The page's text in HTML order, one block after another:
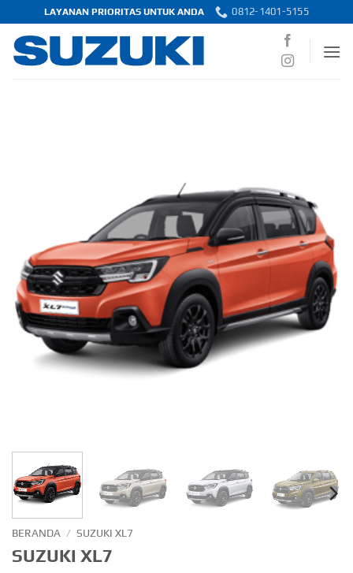
to
content
LAYANAN PRIORITAS UNTUK ANDA 0812-1401-5155
BERANDA / SUZUKI XL7
SUZUKI XL7